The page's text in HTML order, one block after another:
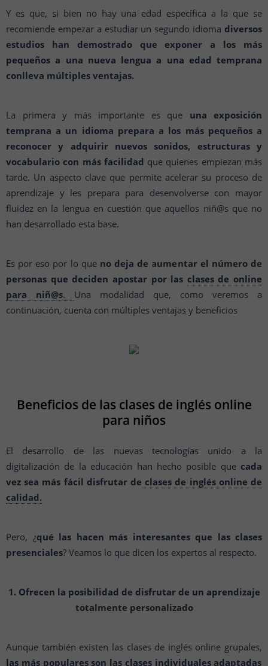
Y es que, si bien no hay una edad específica a la que se
recomiende empezar a estudiar un segundo idioma diversos
estudios han demostrado que exponer a los más
pequeños a una nueva lengua a una edad temprana
conlleva múltiples ventajas.
La primera y más importante es que una exposición
temprana a un idioma prepara a los más pequeños a
reconocer y adquirir nuevos sonidos, estructuras y
vocabulario con más facilidad que quienes empiezan más
tarde. Un aspecto clave que permite acelerar su proceso de
aprendizaje y les prepara para desenvolverse con mayor
fluidez en la lengua en cuestión que aquellos niñ@s que no
han desarrollado esta base.
Es por eso por lo que no deja de aumentar el número de
personas que deciden apostar por las clases de online
para niñ@s. Una modalidad que, como veremos a
continuación, cuenta con múltiples ventajas y beneficios
Beneficios de las clases de inglés online
para niños
El desarrollo de las nuevas tecnologías unido a la
digitalización de la educación han hecho posible que cada
vez sea más fácil disfrutar de clases de inglés online de
calidad.
Pero, ¿qué las hacen más interesantes que las clases
presenciales? Veamos lo que dicen los expertos al respecto.
1. Ofrecen la posibilidad de disfrutar de un aprendizaje
totalmente personalizado
Aunque también existen las clases de inglés online grupales,
las más populares son las clases individualesadaptadas